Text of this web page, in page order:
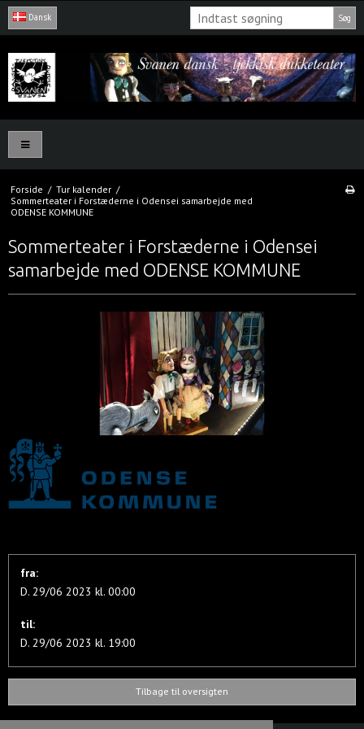
Dansk Søg
Forside / Tur kalender /
Sommerteater i Forstæderne i Odensei samarbejde med
ODENSE KOMMUNE
Sommerteater i Forstæderne i Odensei
samarbejde med ODENSE KOMMUNE
fra:
D. 29/06 2023 kl. 00:00
til:
D. 29/06 2023 kl. 19:00
Tilbage til oversigten